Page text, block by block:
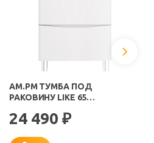
AM.PM ТУМБА ПОД
РАКОВИНУ LIKE 65
24 490 ₽